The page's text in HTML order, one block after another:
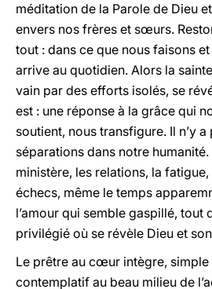
méditation de la Parole de Dieu
envers nos frères et sœurs.
tout : dans ce que nous faisons
arrive au quotidien. Alors la
vain par des efforts isolés, se
est : une réponse à la grâce qui
soutient, nous transfigure. Il n’y
séparations dans notre
ministère, les relations, la
échecs, même le temps
l’amour qui semble gaspillé, tout
privilégié où se révèle Dieu et
Le prêtre au cœur intègre, simple
contemplatif au beau milieu de